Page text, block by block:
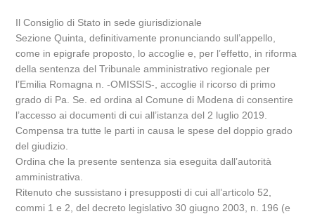
Il Consiglio di Stato in sede giurisdizionale
Sezione Quinta, definitivamente pronunciando sull’appello,
come in epigrafe proposto, lo accoglie e, per l’effetto, in riforma
della sentenza del Tribunale amministrativo regionale per
l’Emilia Romagna n. -OMISSIS-, accoglie il ricorso di primo
grado di Pa. Se. ed ordina al Comune di Modena di consentire
l’accesso ai documenti di cui all’istanza del 2 luglio 2019.
Compensa tra tutte le parti in causa le spese del doppio grado
del giudizio.
Ordina che la presente sentenza sia eseguita dall’autorità
amministrativa.
Ritenuto che sussistano i presupposti di cui all’articolo 52,
commi 1 e 2, del decreto legislativo 30 giugno 2003, n. 196 (e